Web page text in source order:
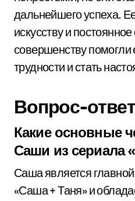
дальнейшего успеха.
искусству и
совершенству помогли
трудности и стать
Вопрос-
Какие основные
Саши из сериала
Саша является
«Саша + Таня» и